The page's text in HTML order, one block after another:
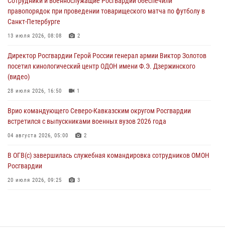
посетили мастер-класс по художественной гимнастике
05 августа 2026, 13:00 3
Офицеры Росгвардии и ветераны войск правопорядка почтили
05 августа 2026, 12:40
Росгвардейцы приняли участие в акции «Волна памяти»,
посвящённой 83‑й годовщине освобождения Белгорода от
05 августа 2026, 12:13 1
правопорядок при проведении товарищеского матча по футболу в
Санкт-Петербурге
13 июля 2026, 08:08 2
Директор Росгвардии Герой России генерал армии Виктор Золотов
посетил кинологический центр ОДОН имени Ф.Э. Дзержинского
(видео)
28 июля 2026, 16:50 1
Врио командующего Северо-Кавказским округом Росгвардии
встретился с выпускниками военных вузов 2026 года
04 августа 2026, 05:00 2
В ОГВ(с) завершилась служебная командировка сотрудников ОМОН
Росгвардии
20 июля 2026, 09:25 3